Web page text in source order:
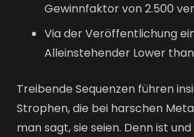
Gewinnfaktor von 2.500
Via der Veröffentlichung
Alleinstehender Lower
Treibende Sequenzen führen
Strophen, die bei harschen
man sagt, sie seien. Denn ist